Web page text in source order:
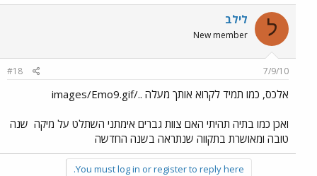
ל לילב
New member
7/9/10
#18
אלכס, כמו תמיד לקרוא אותך מעלה ../images/Emo9.gif
ואכן כמו בתיה תהיתי האם צוות גברים אימתני השתלט על מיקה שנה
טובה ומאושרת בתקווה שנתראה בשנה החדשה
You must log in or register to reply here.